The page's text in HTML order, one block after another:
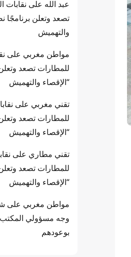
عبد الله على نقابات
تصعد وتعلن برنامجًا
والتهميش
مواطن مغربي على
للمطارات تصعد
“الإقصاء والتهميش
تقني مغربي على
للمطارات تصعد
“الإقصاء والتهميش
تقني مطاري على
للمطارات تصعد
“الإقصاء والتهميش
مواطن مغربي على
وجه مسؤولي المكتب
بوعودهم